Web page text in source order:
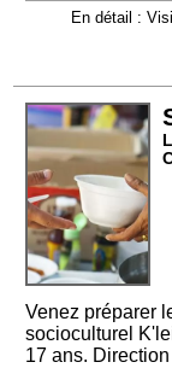
En détail :
Venez préparer
socioculturel
17 ans.